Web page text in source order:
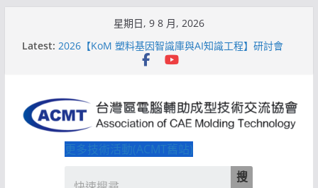
星期日, 9 8 月, 2026
Latest: 2026【KoM 塑料基因智識庫與AI知識工程】研討會
【培訓課程】【ACMT Ｔ零量產】模具估報價：貫穿
具展重磅登場
ACMT打造「Smart Molding 模塑智造平台」主題館
2026【QoM 射出成型高品質穩定生產】研討會
更多技術活動(ACMT舊站)
搜